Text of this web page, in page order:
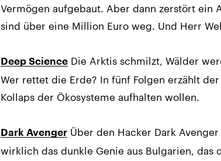
Vermögen aufgebaut. Aber dann zerstört ein
sind über eine Million Euro weg. Und Herr
Deep Science Die Arktis schmilzt, Wälder
Wer rettet die Erde? In fünf Folgen erzählt
Kollaps der Ökosysteme aufhalten wollen.
Dark Avenger Über den Hacker Dark
wirklich das dunkle Genie aus Bulgarien,